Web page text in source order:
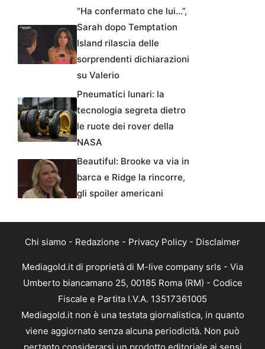
“Ha confermato che lui…”,
Sarah dopo Temptation
Island rilascia delle
sorprendenti dichiarazioni
su Valerio
Pneumatici lunari: la
tecnologia segreta dietro
le ruote dei rover della
NASA
Beautiful: Brooke va via in
barca e Ridge la rincorre,
gli spoiler americani
Chi siamo - Redazione - Privacy Policy - Disclaimer
Mediagold.it di proprietà di M-live company srls - Via
Umberto biancamano 25, 00185 Roma (RM) - Codice
Fiscale e Partita I.V.A. 13517361005
Mediagold.it non è una testata giornalistica, in quanto
viene aggiornato senza alcuna periodicità. Non può